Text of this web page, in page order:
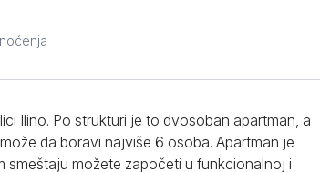
Ilino. Po strukturi je to dvosoban apartman, a
da boravi najviše 6 osoba. Apartman je
smeštaju možete započeti u funkcionalnoj i